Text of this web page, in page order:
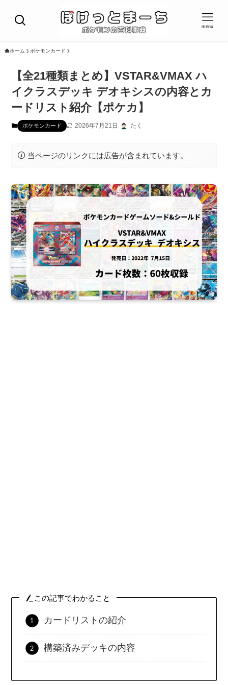
menu
ホーム ポケモンカード
【全21種類まとめ】VSTAR&VMAX ハ
イクラスデッキ デオキシスの内容とカ
ードリスト紹介【ポケカ】
ポケモンカード 2026年7月21日 たく
当ページのリンクには広告が含まれています。
この記事でわかること
カードリストの紹介
構築済みデッキの内容